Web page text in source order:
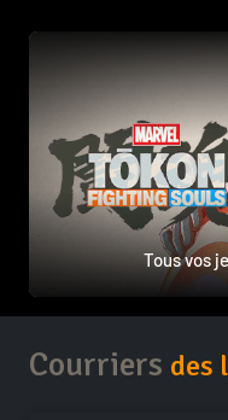
Tous vos
Courriers des